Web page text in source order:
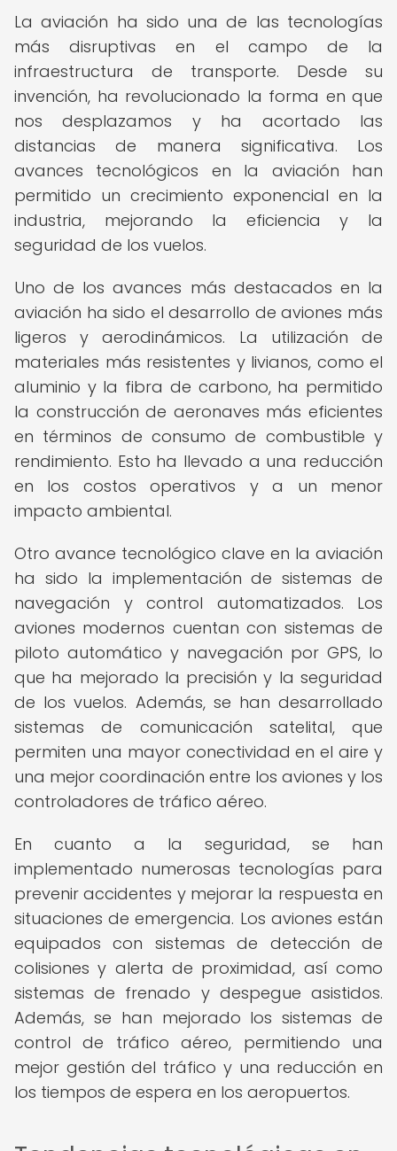
La aviación ha sido una de las tecnologías
más disruptivas en el campo de la
infraestructura de transporte. Desde su
invención, ha revolucionado la forma en que
nos desplazamos y ha acortado las
distancias de manera significativa. Los
avances tecnológicos en la aviación han
permitido un crecimiento exponencial en la
industria, mejorando la eficiencia y la
seguridad de los vuelos.
Uno de los avances más destacados en la
aviación ha sido el desarrollo de aviones más
ligeros y aerodinámicos. La utilización de
materiales más resistentes y livianos, como el
aluminio y la fibra de carbono, ha permitido
la construcción de aeronaves más eficientes
en términos de consumo de combustible y
rendimiento. Esto ha llevado a una reducción
en los costos operativos y a un menor
impacto ambiental.
Otro avance tecnológico clave en la aviación
ha sido la implementación de sistemas de
navegación y control automatizados. Los
aviones modernos cuentan con sistemas de
piloto automático y navegación por GPS, lo
que ha mejorado la precisión y la seguridad
de los vuelos. Además, se han desarrollado
sistemas de comunicación satelital, que
permiten una mayor conectividad en el aire y
una mejor coordinación entre los aviones y los
controladores de tráfico aéreo.
En cuanto a la seguridad, se han
implementado numerosas tecnologías para
prevenir accidentes y mejorar la respuesta en
situaciones de emergencia. Los aviones están
equipados con sistemas de detección de
colisiones y alerta de proximidad, así como
sistemas de frenado y despegue asistidos.
Además, se han mejorado los sistemas de
control de tráfico aéreo, permitiendo una
mejor gestión del tráfico y una reducción en
los tiempos de espera en los aeropuertos.